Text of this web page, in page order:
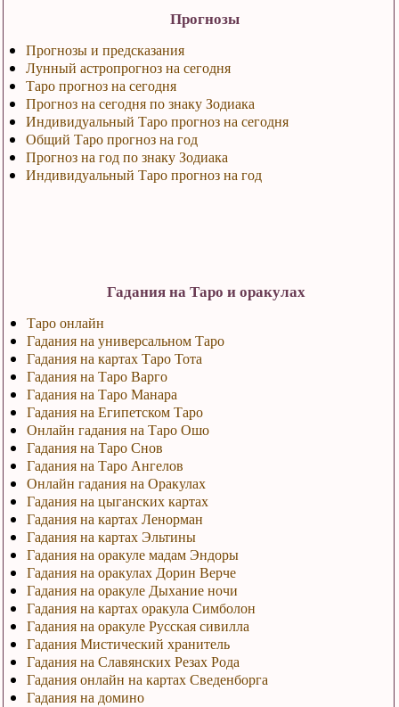
Прогнозы
Прогнозы и предсказания
Лунный астропрогноз на сегодня
Таро прогноз на сегодня
Прогноз на сегодня по знаку Зодиака
Индивидуальный Таро прогноз на сегодня
Общий Таро прогноз на год
Прогноз на год по знаку Зодиака
Индивидуальный Таро прогноз на год
Гадания на Таро и оракулах
Таро онлайн
Гадания на универсальном Таро
Гадания на картах Таро Тота
Гадания на Таро Варго
Гадания на Таро Манара
Гадания на Египетском Таро
Онлайн гадания на Таро Ошо
Гадания на Таро Снов
Гадания на Таро Ангелов
Онлайн гадания на Оракулах
Гадания на цыганских картах
Гадания на картах Ленорман
Гадания на картах Эльтины
Гадания на оракуле мадам Эндоры
Гадания на оракулах Дорин Верче
Гадания на оракуле Дыхание ночи
Гадания на картах оракула Симболон
Гадания на оракуле Русская сивилла
Гадания Мистический хранитель
Гадания на Славянских Резах Рода
Гадания онлайн на картах Сведенборга
Гадания на домино